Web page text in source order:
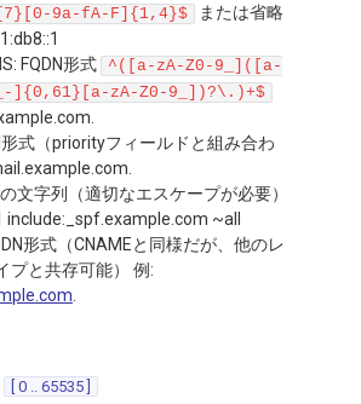
9a-fA-F]{1,4}$
または省略
FQDN形式
^([a-zA-Z0-9_]([a-
]{0,61}[a-zA-Z0-9_])?\.)+$
形式（priorityフィールドと組み合わ
文字列（適切なエスケープが必要）
include:_spf.example.com ~all
形式（CNAMEと同様だが、他のレ
プと共存可能） 例:
[ 0 .. 65535 ]